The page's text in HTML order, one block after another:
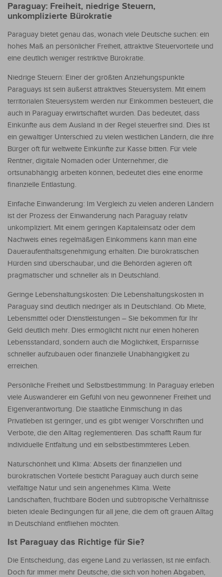
Paraguay: Freiheit, niedrige Steuern,
unkomplizierte Bürokratie
Paraguay bietet genau das, wonach viele Deutsche suchen: ein
hohes Maß an persönlicher Freiheit, attraktive Steuervorteile und
eine deutlich weniger restriktive Bürokratie.
Niedrige Steuern: Einer der größten Anziehungspunkte
Paraguays ist sein äußerst attraktives Steuersystem. Mit einem
territorialen Steuersystem werden nur Einkommen besteuert, die
auch in Paraguay erwirtschaftet wurden. Das bedeutet, dass
Einkünfte aus dem Ausland in der Regel steuerfrei sind. Dies ist
ein gewaltiger Unterschied zu vielen westlichen Ländern, die ihre
Bürger oft für weltweite Einkünfte zur Kasse bitten. Für viele
Rentner, digitale Nomaden oder Unternehmer, die
ortsunabhängig arbeiten können, bedeutet dies eine enorme
finanzielle Entlastung.
Einfache Einwanderung: Im Vergleich zu vielen anderen Ländern
ist der Prozess der Einwanderung nach Paraguay relativ
unkompliziert. Mit einem geringen Kapitaleinsatz oder dem
Nachweis eines regelmäßigen Einkommens kann man eine
Daueraufenthaltsgenehmigung erhalten. Die bürokratischen
Hürden sind überschaubar, und die Behörden agieren oft
pragmatischer und schneller als in Deutschland.
Geringe Lebenshaltungskosten: Die Lebenshaltungskosten in
Paraguay sind deutlich niedriger als in Deutschland. Ob Miete,
Lebensmittel oder Dienstleistungen – Sie bekommen für Ihr
Geld deutlich mehr. Dies ermöglicht nicht nur einen höheren
Lebensstandard, sondern auch die Möglichkeit, Ersparnisse
schneller aufzubauen oder finanzielle Unabhängigkeit zu
erreichen.
Persönliche Freiheit und Selbstbestimmung: In Paraguay erleben
viele Auswanderer ein Gefühl von neu gewonnener Freiheit und
Eigenverantwortung. Die staatliche Einmischung in das
Privatleben ist geringer, und es gibt weniger Vorschriften und
Verbote, die den Alltag reglementieren. Das schafft Raum für
individuelle Entfaltung und ein selbstbestimmteres Leben.
Naturschönheit und Klima: Abseits der finanziellen und
bürokratischen Vorteile besticht Paraguay auch durch seine
vielfältige Natur und sein angenehmes Klima. Weite
Landschaften, fruchtbare Böden und subtropische Verhältnisse
bieten ideale Bedingungen für all jene, die dem oft grauen Alltag
in Deutschland entfliehen möchten.
Ist Paraguay das Richtige für Sie?
Die Entscheidung, das eigene Land zu verlassen, ist nie einfach.
Doch für immer mehr Deutsche, die sich von hohen Abgaben,